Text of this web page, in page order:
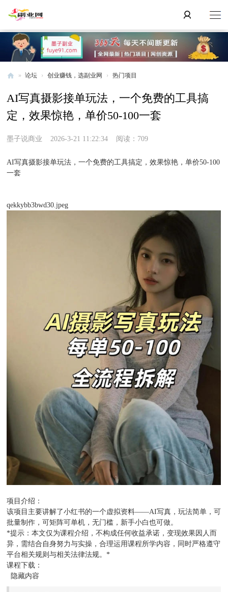
业
网
» 论坛 › 创业赚钱，选副业网 › 热门项目
AI写真摄影接单玩法，一个免费的工具搞
定，效果惊艳，单价50-100一套
墨子说商业 2026-3-21 11:22:34 阅读：709
AI写真摄影接单玩法，一个免费的工具搞定，效果惊艳，单价50-100
一套
qekkybb3bwd30.jpeg
项目介绍：
该项目主要讲解了小红书的一个虚拟资料——AI写真，玩法简单，可
批量制作，可矩阵可单机，无门槛，新手小白也可做。
*提示：本文仅为课程介绍，不构成任何收益承诺，变现效果因人而
异，需结合自身努力与实操，合理运用课程所学内容，同时严格遵守
平台相关规则与相关法律法规。*
课程下载：
隐藏内容